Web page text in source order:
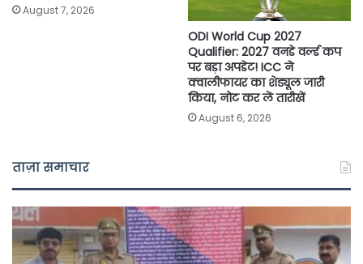
August 7, 2026
ODI World Cup 2027
Qualifier: 2027 वनडे वर्ल्ड कप
पर बड़ा अपडेट! ICC ने
क्वालीफायर का शेड्यूल जारी
किया, नोट कर लें तारीखें
August 6, 2026
ताज़ा समाचार